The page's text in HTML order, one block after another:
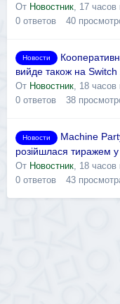
От Новостник 17 часов
0 ответов 40
Новости
вийде також на Switch
От Новостник, 18 часов
0 ответов 38
Новости
Machine
розійшлася тиражем у
От Новостник 18 часов
0 ответов 43